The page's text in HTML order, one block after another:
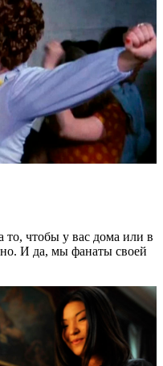
то, чтобы у вас дома или в
И да, мы фанаты своей